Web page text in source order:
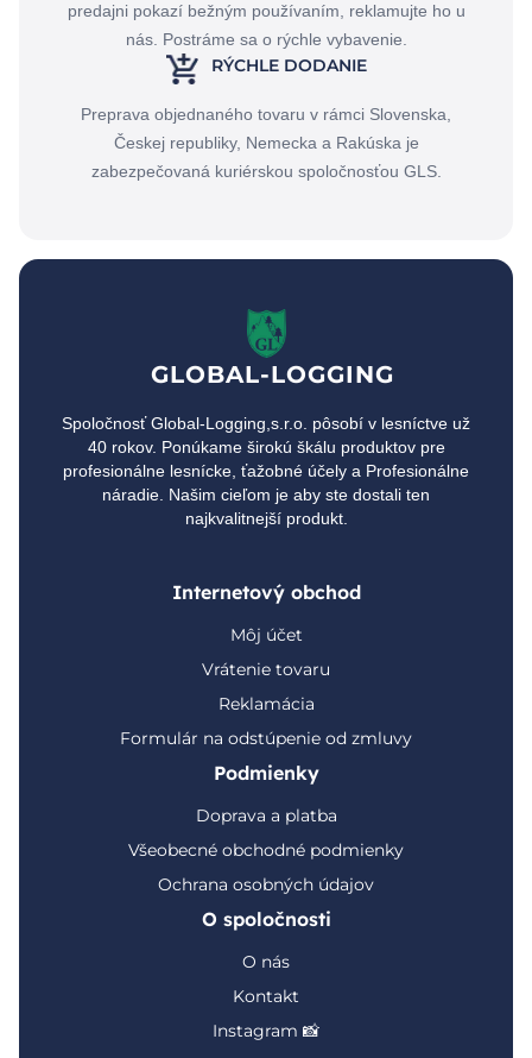
predajni pokazí bežným používaním, reklamujte ho u
nás. Postráme sa o rýchle vybavenie.
RÝCHLE DODANIE
Preprava objednaného tovaru v rámci Slovenska,
Českej republiky, Nemecka a Rakúska je
zabezpečovaná kuriérskou spoločnosťou GLS.
GLOBAL-LOGGING
Spoločnosť Global-Logging,s.r.o. pôsobí v lesníctve už
40 rokov. Ponúkame širokú škálu produktov pre
profesionálne lesnícke, ťažobné účely a Profesionálne
náradie. Našim cieľom je aby ste dostali ten
najkvalitnejší produkt.
Internetový obchod
Môj účet
Vrátenie tovaru
Reklamácia
Formulár na odstúpenie od zmluvy
Podmienky
Doprava a platba
Všeobecné obchodné podmienky
Ochrana osobných údajov
O spoločnosti
O nás
Kontakt
Instagram 📸